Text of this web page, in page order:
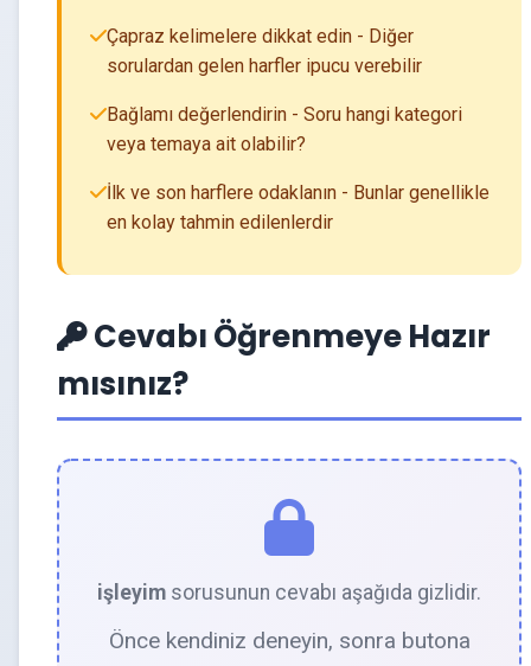
Çapraz kelimelere dikkat edin - Diğer
sorulardan gelen harfler ipucu verebilir
Bağlamı değerlendirin - Soru hangi kategori
veya temaya ait olabilir?
İlk ve son harflere odaklanın - Bunlar genellikle
en kolay tahmin edilenlerdir
Cevabı Öğrenmeye Hazır
mısınız?
işleyim sorusunun cevabı aşağıda gizlidir.
Önce kendiniz deneyin, sonra butona